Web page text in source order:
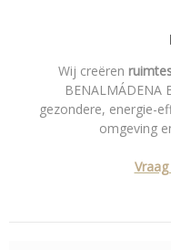
Wij creëren
BENALMÁDENA
gezondere, energie-
omgeving